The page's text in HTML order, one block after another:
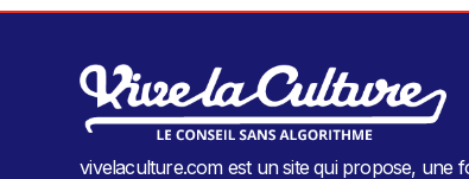
vivelaculture.com est un site qui propose, une